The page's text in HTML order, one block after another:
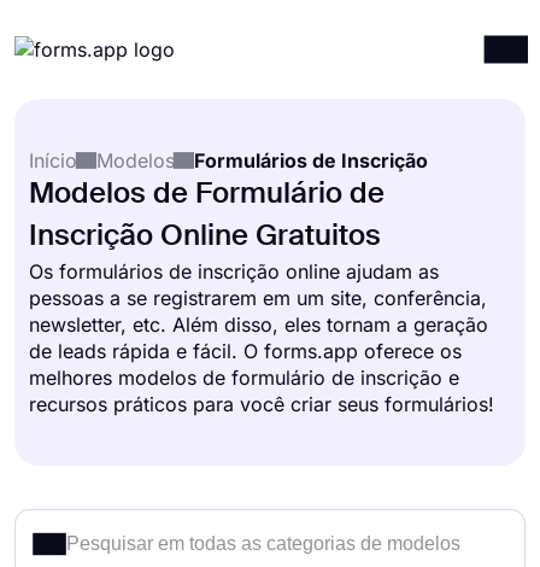
Integrações
Recursos
Preços
Início
Modelos Formulários de Inscrição
Modelos de Formulário de
Inscrição Online Gratuitos
Os formulários de inscrição online ajudam as
pessoas a se registrarem em um site, conferência,
newsletter, etc. Além disso, eles tornam a geração
de leads rápida e fácil. O forms.app oferece os
melhores modelos de formulário de inscrição e
recursos práticos para você criar seus formulários!